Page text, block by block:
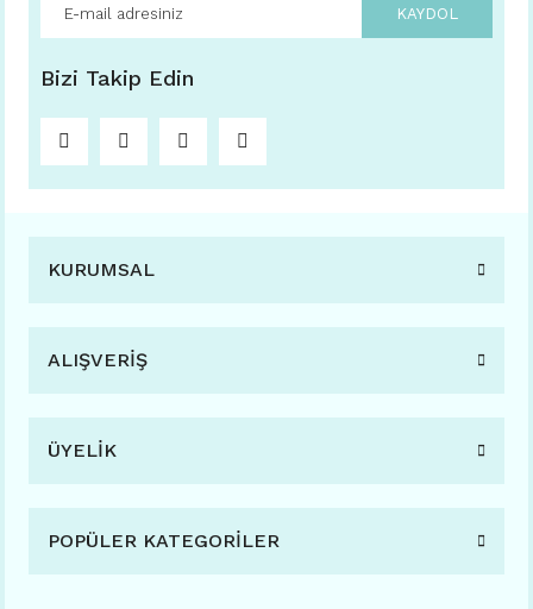
KAYDOL
Bizi Takip Edin
KURUMSAL
ALIŞVERİŞ
ÜYELİK
POPÜLER KATEGORİLER